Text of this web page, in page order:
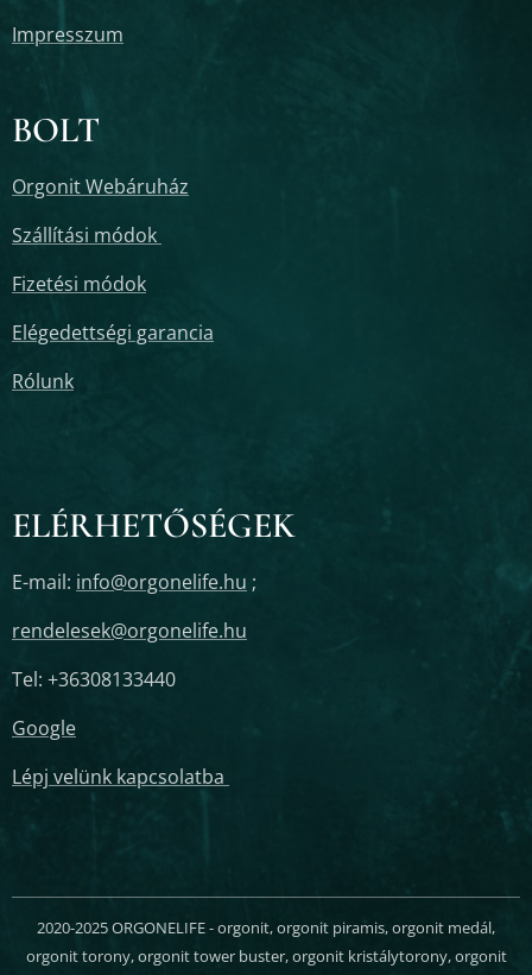
Impresszum
BOLT
Orgonit Webáruház
Szállítási módok
Fizetési módok
Elégedettségi garancia
Rólunk
ELÉRHETŐSÉGEK
E-mail: info@orgonelife.hu ;
rendelesek@orgonelife.hu
Tel: +36308133440
Google
Lépj velünk kapcsolatba
2020-2025 ORGONELIFE - orgonit, orgonit piramis, orgonit medál,
orgonit torony, orgonit tower buster, orgonit kristálytorony, orgonit